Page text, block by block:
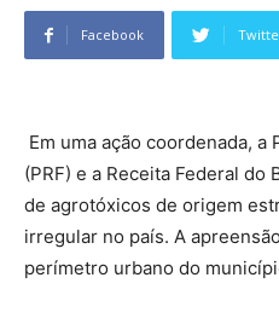
Facebook
Em uma ação coordenada, a
(PRF) e a Receita Federal
de agrotóxicos de origem
irregular no país. A
perímetro urbano do